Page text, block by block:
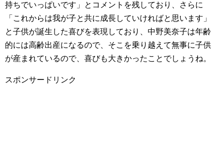
持ちでいっぱいです」とコメントを残しており、さらに
「これからは我が子と共に成長していければと思います」
と子供が誕生した喜びを表現しており、中野美奈子は年齢
的には高齢出産になるので、そこを乗り越えて無事に子供
が産まれているので、喜びも大きかったことでしょうね。
スポンサードリンク